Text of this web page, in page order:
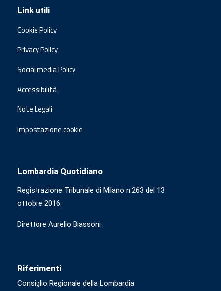
Link utili
Cookie Policy
Privacy Policy
Social media Policy
Accessibilità
Note Legali
Impostazione cookie
Lombardia Quotidiano
Registrazione Tribunale di Milano n.263 del 13
ottobre 2016.
Direttore Aurelio Biassoni
Riferimenti
Consiglio Regionale della Lombardia